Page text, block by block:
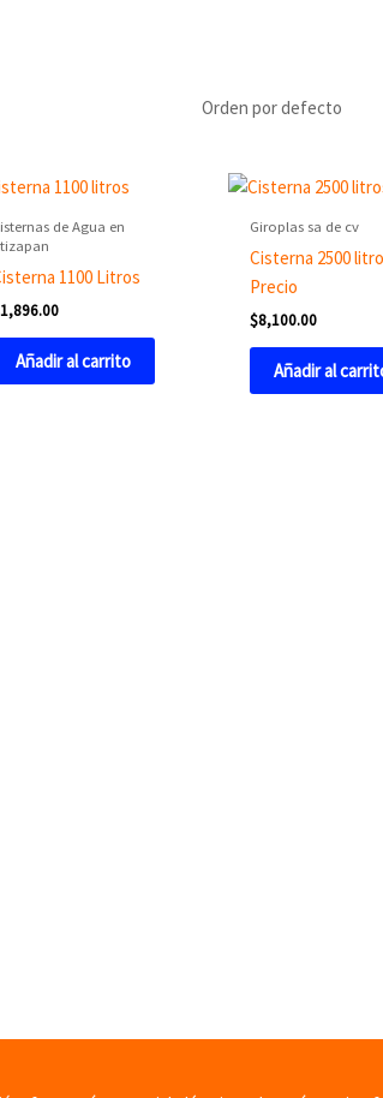
de Agua en
1100 Litros
1,896.00
Añadir al carrito
Giroplas sa de cv
Cisterna 2500
Precio
$8,100.00
Añadir al